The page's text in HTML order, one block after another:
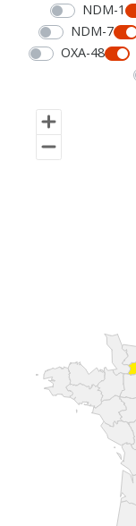
NDM-1
NDM-7
OXA-48